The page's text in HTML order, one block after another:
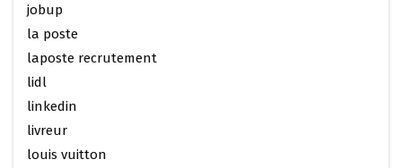
jobup
la poste
laposte recrutement
lidl
linkedin
livreur
louis vuitton